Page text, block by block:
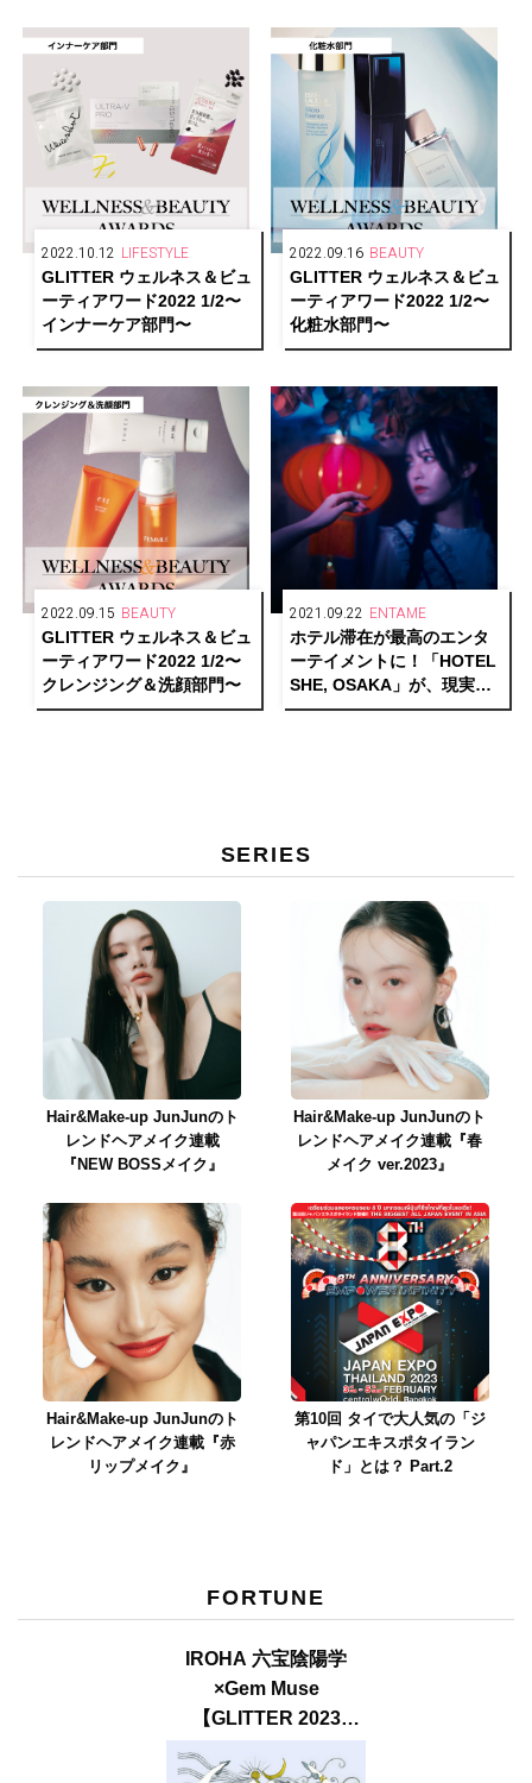
1/2】
2022.10.12 LIFESTYLE
GLITTER ウェルネス＆ビュ
ーティアワード2022 1/2〜
インナーケア部門〜
2022.09.16 BEAUTY
GLITTER ウェルネス＆ビュ
ーティアワード2022 1/2〜
化粧水部門〜
2022.09.15 BEAUTY
GLITTER ウェルネス＆ビュ
ーティアワード2022 1/2〜
クレンジング＆洗顔部門〜
2021.09.22 ENTAME
ホテル滞在が最高のエンタ
ーテイメントに！「HOTEL
SHE, OSAKA」が、現実と
物語を行き来する“泊まれる
SERIES
Hair&Make-up JunJunのト
レンドヘアメイク連載
『NEW BOSSメイク』
Hair&Make-up JunJunのト
レンドヘアメイク連載『春
メイク ver.2023』
Hair&Make-up JunJunのト
レンドヘアメイク連載『赤
リップメイク』
第10回 タイで大人気の「ジ
ャパンエキスポタイラン
ド」とは？ Part.2
FORTUNE
IROHA 六宝陰陽学
×Gem Muse
【GLITTER 2023
SUMMER issue】